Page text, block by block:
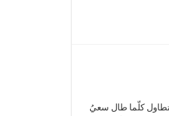
كلّما طال سعيُ